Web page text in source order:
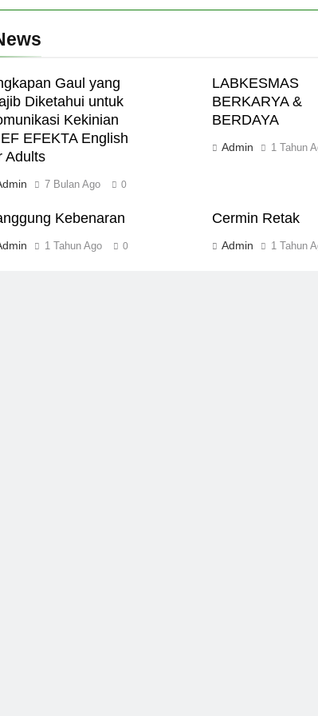
Gaul yang
Diketahui untuk
Kekinian
EFEKTA English
Adults
7 Bulan Ago 0
LABKESMAS
BERKARYA &
BERDAYA
Admin 1 Tahun
Kebenaran
1 Tahun Ago 0
Cermin Retak
Admin 1 Tahun